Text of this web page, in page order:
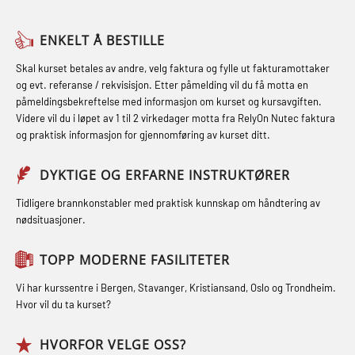
Fallsikring (FAR108)
Førstehjelp – repetisjon (OFA102)
Førstehjelp grunnkurs (OFABLE101)
GOC sertifikat grunnleggende
GOC sertifikat repetisjon (GMDSS)
(MRC102)
oljearbeidere (OBS1055)
GWO: BST – Offshore (Blended with
Adaptive e-learning + practical)
(RBSBLE018)
(MBSBLE021)
STCW kombi oppdatering offiserer
og med.behandling (MBS134)
STCW Kombi Oppdatering Offiserer
og Medisinsk Behandling med
Webinar (MBS1341)
STCW Oppdatering for offiserer 24 t
(MBS114)
STCW Medisinsk førstehjelp (MFA1081)
STCW Medisinsk førstehjelp
oppdatering (MBSBLE025)
STCW Oppdatering Medisinsk
inkl. brannslukning (FSC121)
Hjertestarter brukerkurs (OFA107)
Røykdykking industrivern –
repetisjon (LFI105)
oppdrettsanlegg (LBS100)
Ulykkesgransking – Webinar (LSP103)
(LFI100)
ENKELT Å BESTILLE
Skal kurset betales av andre, velg faktura og fylle ut fakturamottaker
og evt. referanse / rekvisisjon. Etter påmelding vil du få motta en
påmeldingsbekreftelse med informasjon om kurset og kursavgiften.
Videre vil du i løpet av 1 til 2 virkedager motta fra RelyOn Nutec faktura
og praktisk informasjon for gjennomføring av kurset ditt.
DYKTIGE OG ERFARNE INSTRUKTØRER
Tidligere brannkonstabler med praktisk kunnskap om håndtering av
nødsituasjoner.
TOPP MODERNE FASILITETER
Vi har kurssentre i Bergen, Stavanger, Kristiansand, Oslo og Trondheim.
Hvor vil du ta kurset?
HVORFOR VELGE OSS?